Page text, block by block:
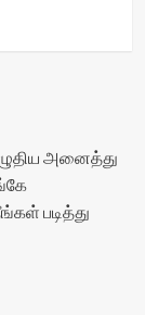
அனைத்து
படித்து